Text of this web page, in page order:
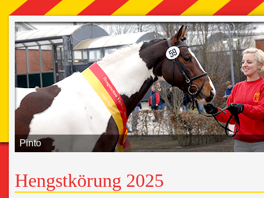
Pinto
Hengstkörung 2025